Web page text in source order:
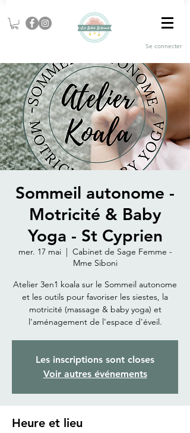
Se connecter
Sommeil autonome -
Motricité & Baby
Yoga - St Cyprien
mer. 17 mai
  |
Cabinet de Sage Femme -
Mme Siboni
Atelier 3en1 koala sur le Sommeil autonome
et les outils pour favoriser les siestes, la
motricité (massage & baby yoga) et
l'aménagement de l'espace d'éveil.
Les inscriptions sont closes
Voir autres événements
Heure et lieu